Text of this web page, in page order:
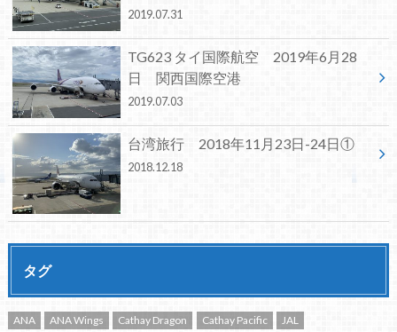
2019.07.31
TG623 タイ国際航空 2019年6月28
日 関西国際空港
2019.07.03
台湾旅行 2018年11月23日-24日①
2018.12.18
タグ
ANA ANA Wings Cathay Dragon Cathay Pacific JAL